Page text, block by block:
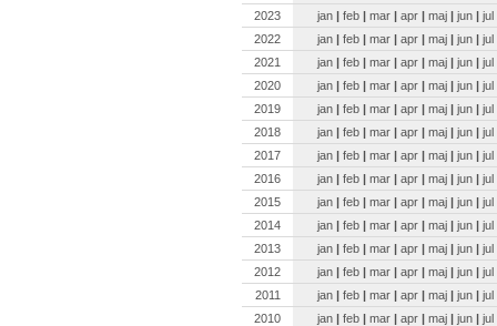
2023
jan | feb | mar | apr | maj | jun | jul
2022
jan | feb | mar | apr | maj | jun | jul
2021
jan | feb | mar | apr | maj | jun | jul
2020
jan | feb | mar | apr | maj | jun | jul
2019
jan | feb | mar | apr | maj | jun | jul
2018
jan | feb | mar | apr | maj | jun | jul
2017
jan | feb | mar | apr | maj | jun | jul
2016
jan | feb | mar | apr | maj | jun | jul
2015
jan | feb | mar | apr | maj | jun | jul
2014
jan | feb | mar | apr | maj | jun | jul
2013
jan | feb | mar | apr | maj | jun | jul
2012
jan | feb | mar | apr | maj | jun | jul
2011
jan | feb | mar | apr | maj | jun | jul
2010
jan | feb | mar | apr | maj | jun | jul